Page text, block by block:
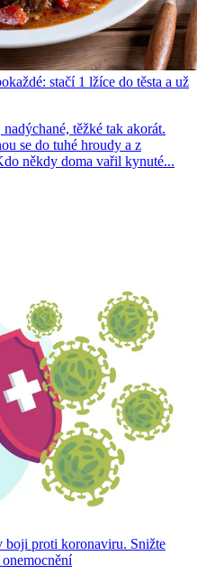
stačí 1 lžíce do těsta a už
těžké tak akorát.
se do tuhé hroudy a z
někdy doma vařil kynuté...
boji proti koronaviru. Snižte